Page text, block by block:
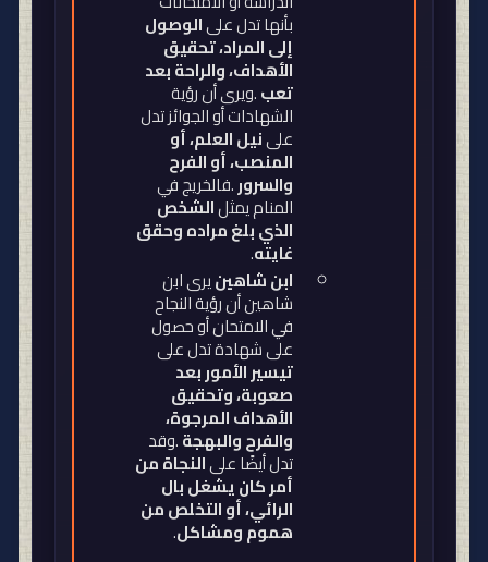
بأنها تدل علىالوصول
إلى المراد، تحقيق
الأهداف، والراحة بعد
تعب.ويرى أن رؤية
الشهادات أو الجوائز تدل
علىنيل العلم، أو
المنصب، أو الفرح
والسرور.فالخريج في
المنام يمثلالشخص
الذي بلغ مراده وحقق
غايته.
ابن شاهينيرى ابن
شاهين أن رؤية النجاح
في الامتحان أو حصول
على شهادة تدل على
تيسير الأمور بعد
صعوبة، وتحقيق
الأهداف المرجوة،
والفرح والبهجة.وقد
تدل أيضًا علىالنجاة من
أمر كان يشغل بال
الرائي، أو التخلص من
هموم ومشاكل.